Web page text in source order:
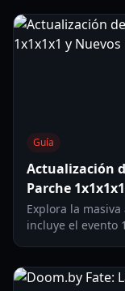
Guía
Actualización
Parche
Explora la
incluye el evento